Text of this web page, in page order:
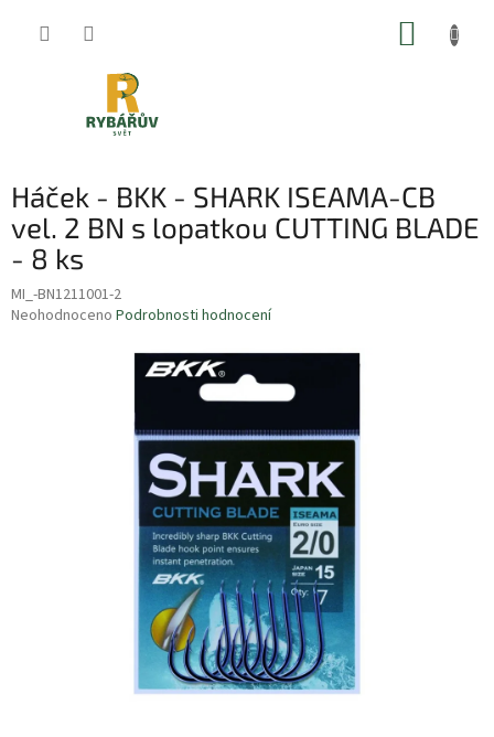
Háček - BKK - SHARK ISEAMA-CB
vel. 2 BN s lopatkou CUTTING BLADE
- 8 ks
MI_-BN1211001-2
Průměrné
Neohodnoceno Podrobnosti hodnocení